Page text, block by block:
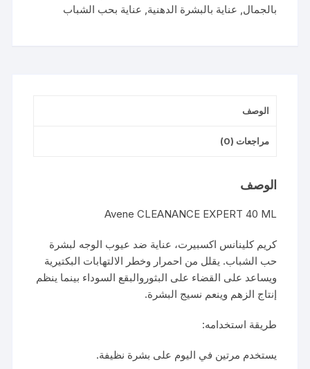
بالجمال, عناية بالبشرة الدهنية, عناية بحب الشباب
الوصف
مراجعات (0)
الوصف
Avene CLEANANCE EXPERT 40 ML
كريم كلينانس اكسبيرت، عناية ضد عيوب الوجه لبشرة
حب الشباب. يقلل من احمرار وخطر الالتهابات البكتيرية
ويساعد على القضاء على البثوروالبقع السوداء بينما ينظم
إنتاج الزهم وينعم نسيج البشرة.
طريقة استخدامه:
يستخدم مرتين في اليوم على بشرة نظيفة.